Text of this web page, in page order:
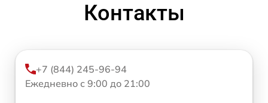
Контакты
+7 (844) 245-96-94
Ежедневно с 9:00 до 21:00